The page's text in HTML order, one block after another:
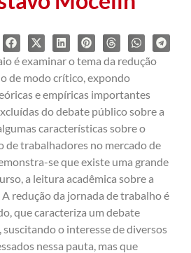
é examinar o tema da redução
de modo crítico, expondo
e empíricas importantes
do debate público sobre a
características sobre o
de trabalhadores no mercado de
se que existe uma grande
a leitura acadêmica sobre a
redução da jornada de trabalho é
que caracteriza um debate
o interesse de diversos
nessa pauta, mas que